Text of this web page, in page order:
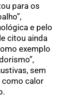
para os
e pelo
citou ainda
exemplo
sem
como calor